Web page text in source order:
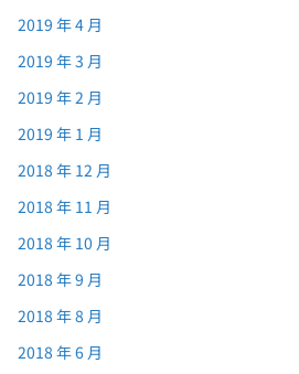
2019 年 4 月
2019 年 3 月
2019 年 2 月
2019 年 1 月
2018 年 12 月
2018 年 11 月
2018 年 10 月
2018 年 9 月
2018 年 8 月
2018 年 6 月